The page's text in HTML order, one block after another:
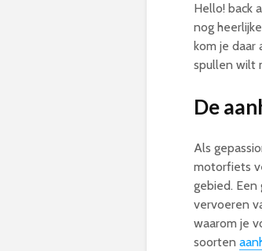
Hello! back
nog
kom je daar
spullen wilt
De
Als
motorfiets
gebied.
vervoeren
waarom je
soorten